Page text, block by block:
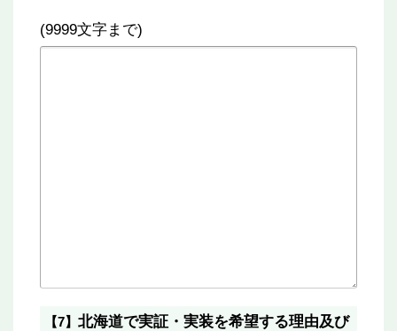
(9999文字まで)
【7】 北海道で実証・実装を希望する理由及び